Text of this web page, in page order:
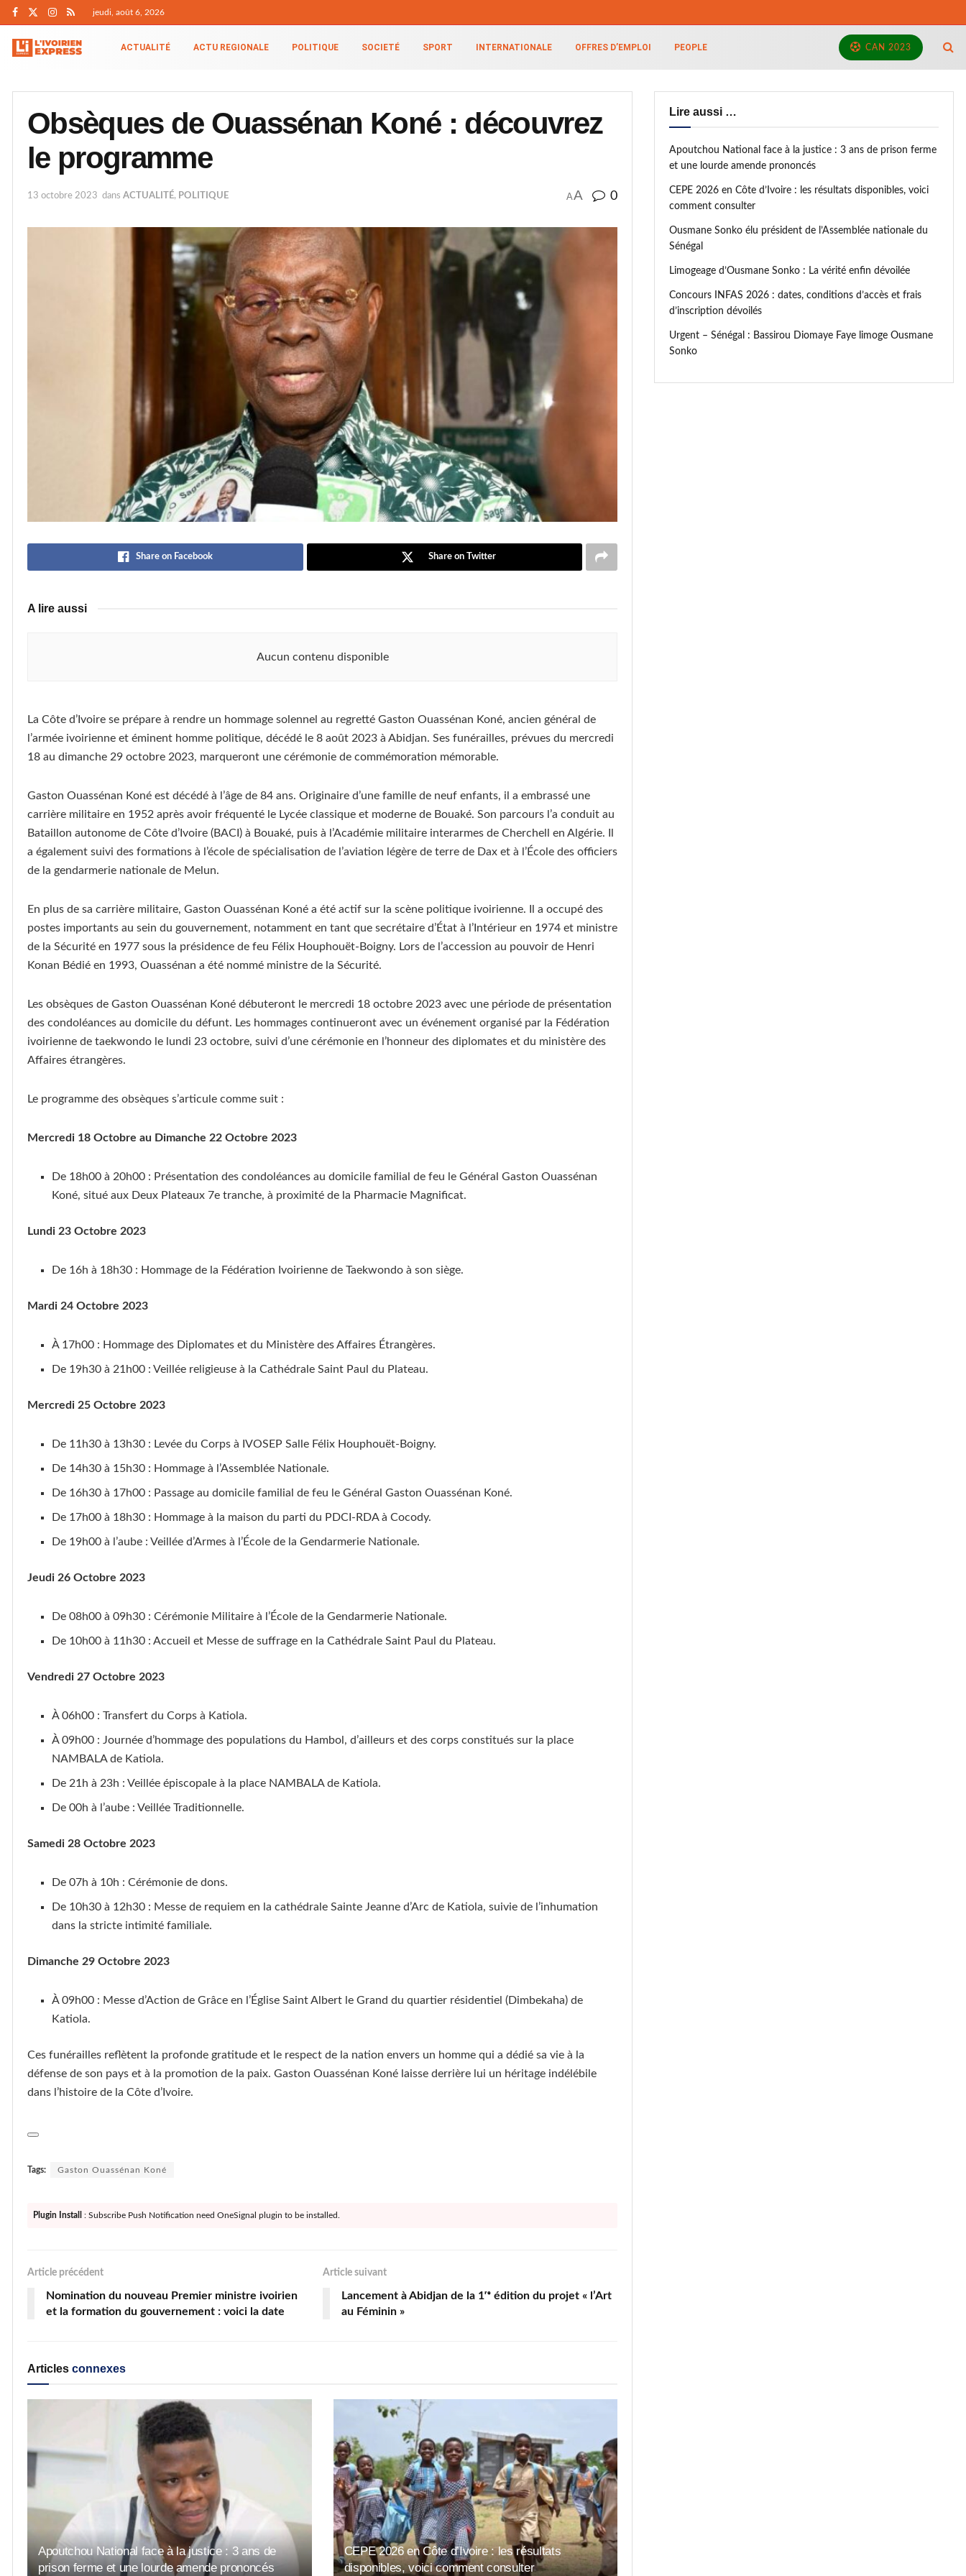
jeudi, août 6, 2026
ACTUALITÉ ACTU REGIONALE POLITIQUE SOCIETÉ SPORT INTERNATIONALE OFFRES D’EMPLOI PEOPLE CAN 2023
Obsèques de Ouassénan Koné : découvrez
le programme
13 octobre 2023 dans ACTUALITÉ, POLITIQUE AA 0
Share on Facebook Share on Twitter
A lire aussi
Aucun contenu disponible
La Côte d’Ivoire se prépare à rendre un hommage solennel au regretté Gaston Ouassénan Koné, ancien général de
l’armée ivoirienne et éminent homme politique, décédé le 8 août 2023 à Abidjan. Ses funérailles, prévues du mercredi
18 au dimanche 29 octobre 2023, marqueront une cérémonie de commémoration mémorable.
Gaston Ouassénan Koné est décédé à l’âge de 84 ans. Originaire d’une famille de neuf enfants, il a embrassé une
carrière militaire en 1952 après avoir fréquenté le Lycée classique et moderne de Bouaké. Son parcours l’a conduit au
Bataillon autonome de Côte d’Ivoire (BACI) à Bouaké, puis à l’Académie militaire interarmes de Cherchell en Algérie. Il
a également suivi des formations à l’école de spécialisation de l’aviation légère de terre de Dax et à l’École des officiers
de la gendarmerie nationale de Melun.
En plus de sa carrière militaire, Gaston Ouassénan Koné a été actif sur la scène politique ivoirienne. Il a occupé des
postes importants au sein du gouvernement, notamment en tant que secrétaire d’État à l’Intérieur en 1974 et ministre
de la Sécurité en 1977 sous la présidence de feu Félix Houphouët-Boigny. Lors de l’accession au pouvoir de Henri
Konan Bédié en 1993, Ouassénan a été nommé ministre de la Sécurité.
Les obsèques de Gaston Ouassénan Koné débuteront le mercredi 18 octobre 2023 avec une période de présentation
des condoléances au domicile du défunt. Les hommages continueront avec un événement organisé par la Fédération
ivoirienne de taekwondo le lundi 23 octobre, suivi d’une cérémonie en l’honneur des diplomates et du ministère des
Affaires étrangères.
Le programme des obsèques s’articule comme suit :
Mercredi 18 Octobre au Dimanche 22 Octobre 2023
De 18h00 à 20h00 : Présentation des condoléances au domicile familial de feu le Général Gaston Ouassénan
Koné, situé aux Deux Plateaux 7e tranche, à proximité de la Pharmacie Magnificat.
Lundi 23 Octobre 2023
De 16h à 18h30 : Hommage de la Fédération Ivoirienne de Taekwondo à son siège.
Mardi 24 Octobre 2023
À 17h00 : Hommage des Diplomates et du Ministère des Affaires Étrangères.
De 19h30 à 21h00 : Veillée religieuse à la Cathédrale Saint Paul du Plateau.
Mercredi 25 Octobre 2023
De 11h30 à 13h30 : Levée du Corps à IVOSEP Salle Félix Houphouët-Boigny.
De 14h30 à 15h30 : Hommage à l’Assemblée Nationale.
De 16h30 à 17h00 : Passage au domicile familial de feu le Général Gaston Ouassénan Koné.
De 17h00 à 18h30 : Hommage à la maison du parti du PDCI-RDA à Cocody.
De 19h00 à l’aube : Veillée d’Armes à l’École de la Gendarmerie Nationale.
Jeudi 26 Octobre 2023
De 08h00 à 09h30 : Cérémonie Militaire à l’École de la Gendarmerie Nationale.
De 10h00 à 11h30 : Accueil et Messe de suffrage en la Cathédrale Saint Paul du Plateau.
Vendredi 27 Octobre 2023
À 06h00 : Transfert du Corps à Katiola.
À 09h00 : Journée d’hommage des populations du Hambol, d’ailleurs et des corps constitués sur la place
NAMBALA de Katiola.
De 21h à 23h : Veillée épiscopale à la place NAMBALA de Katiola.
De 00h à l’aube : Veillée Traditionnelle.
Samedi 28 Octobre 2023
De 07h à 10h : Cérémonie de dons.
De 10h30 à 12h30 : Messe de requiem en la cathédrale Sainte Jeanne d’Arc de Katiola, suivie de l’inhumation
dans la stricte intimité familiale.
Dimanche 29 Octobre 2023
À 09h00 : Messe d’Action de Grâce en l’Église Saint Albert le Grand du quartier résidentiel (Dimbekaha) de
Katiola.
Ces funérailles reflètent la profonde gratitude et le respect de la nation envers un homme qui a dédié sa vie à la
défense de son pays et à la promotion de la paix. Gaston Ouassénan Koné laisse derrière lui un héritage indélébile
dans l’histoire de la Côte d’Ivoire.
Tags: Gaston Ouassénan Koné
Plugin Install : Subscribe Push Notification need OneSignal plugin to be installed.
Article précédent
Nomination du nouveau Premier ministre ivoirien
et la formation du gouvernement : voici la date
Article suivant
Lancement à Abidjan de la 1ʳᵉ édition du projet « l’Art
au Féminin »
Articles connexes
Apoutchou National face à la justice : 3 ans de
prison ferme et une lourde amende prononcés
CEPE 2026 en Côte d’Ivoire : les résultats
disponibles, voici comment consulter
Lire aussi …
Apoutchou National face à la justice : 3 ans de prison ferme
et une lourde amende prononcés
CEPE 2026 en Côte d’Ivoire : les résultats disponibles, voici
comment consulter
Ousmane Sonko élu président de l’Assemblée nationale du
Sénégal
Limogeage d’Ousmane Sonko : La vérité enfin dévoilée
Concours INFAS 2026 : dates, conditions d’accès et frais
d’inscription dévoilés
Urgent – Sénégal : Bassirou Diomaye Faye limoge Ousmane
Sonko